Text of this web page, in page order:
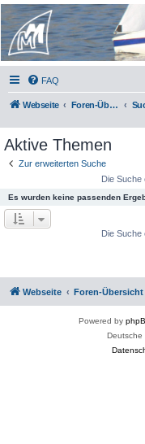
Micro Magic
Deutschland
FAQ
Webseite Foren-Übersicht
Aktive Themen
Zur erweiterten Suche
Die Suche
Es wurden keine passenden
Die Suche
Webseite Foren-Übersicht
Powered by
Deutsche